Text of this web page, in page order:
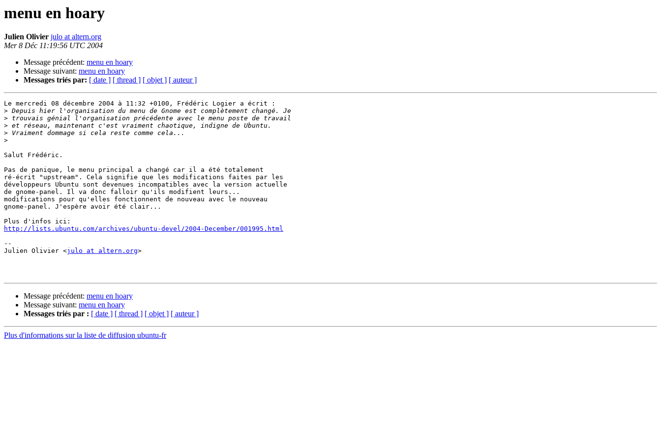
menu en hoary
Julien Olivier julo at altern.org
Mer 8 Déc 11:19:56 UTC 2004
Message précédent: menu en hoary
Message suivant: menu en hoary
Messages triés par: [ date ] [ thread ] [ objet ] [ auteur ]
Le mercredi 08 décembre 2004 à 11:32 +0100, Frédéric Logier a écrit :
>
>
>
>
>
Salut Frédéric.
Pas de panique, le menu principal a changé car il a été totalement
ré-écrit "upstream". Cela signifie que les modifications faites par les
développeurs Ubuntu sont devenues incompatibles avec la version actuelle
de gnome-panel. Il va donc falloir qu'ils modifient leurs...
modifications pour qu'elles fonctionnent de nouveau avec le nouveau
gnome-panel. J'espère avoir été clair...
http://lists.ubuntu.com/archives/ubuntu-devel/2004-December/001995.html
--
Julien Olivier <julo at altern.org>
Message précédent: menu en hoary
Message suivant: menu en hoary
Messages triés par : [ date ] [ thread ] [ objet ] [ auteur ]
Plus d'informations sur la liste de diffusion ubuntu-fr